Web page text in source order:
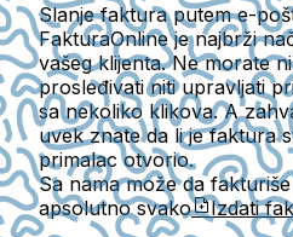
Slanje faktura putem e-
FakturaOnline je najbrži
vašeg klijenta. Ne morate
prosleđivati niti upravljati
sa nekoliko klikova. A
uvek znate da li je faktura
primalac otvorio.
Sa nama može da fakturiše
apsolutno svako
Izdati